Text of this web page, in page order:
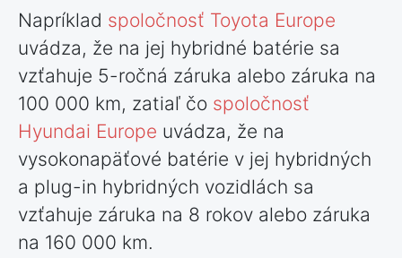
Napríklad spoločnosť Toyota Europe
uvádza, že na jej hybridné batérie sa
vzťahuje 5-ročná záruka alebo záruka na
100 000 km, zatiaľ čo spoločnosť
Hyundai Europe uvádza, že na
vysokonapäťové batérie v jej hybridných
a plug-in hybridných vozidlách sa
vzťahuje záruka na 8 rokov alebo záruka
na 160 000 km.